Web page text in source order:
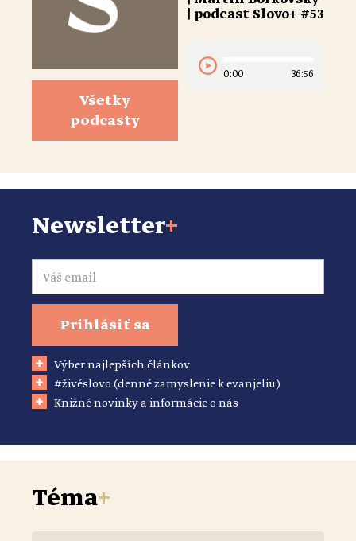
Všetky
podcasty
| podcast Slovo+ #53
0:00 36:56
Newsletter+
Email
Prihlásiť sa
Výber najlepších článkov
#živéslovo (denné zamyslenie k evanjeliu)
Knižné novinky a informácie o nás
Téma+